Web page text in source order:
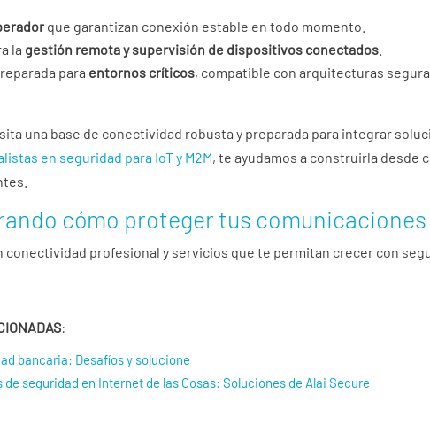
que garantizan conexión estable en todo momento.
la gestión remota y supervisión de dispositivos conectados
para entornos críticos, compatible con arquitecturas
una base de conectividad robusta y preparada para integrar
en seguridad para IoT y M2M, te ayudamos a construirla desde
cómo proteger tus comunicaciones
conectividad profesional y servicios que te permitan crecer con
:
bancaria: Desafíos y solucione
de seguridad en Internet de las Cosas: Soluciones de Alai Secure